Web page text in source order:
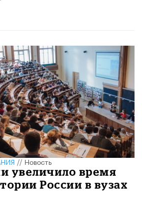
//Новость
увеличило время
России в вузах